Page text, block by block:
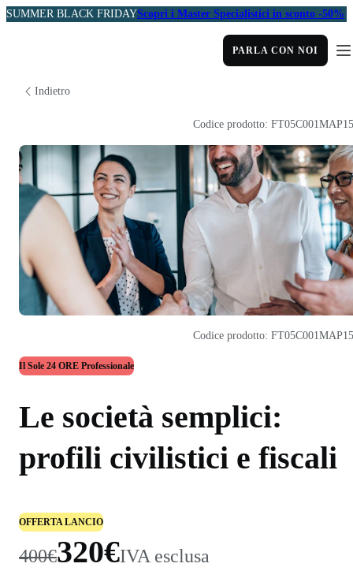
SUMMER BLACK FRIDAYScopri i Master Specialistici in sconto -50%
PARLA CON NOI
Indietro
Il Sole 24 ORE Professionale
Le società semplici:
profili civilistici e fiscali
OFFERTA LANCIO
400€320€IVA esclusa
Codice prodotto:
Codice prodotto: